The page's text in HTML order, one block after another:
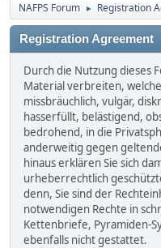
NAFPS Forum ► Registration
Registration Agreement
Durch die Nutzung dieses
Material verbreiten,
missbräuchlich, vulgär,
hasserfüllt, belästigend,
bedrohend, in die
anderweitig gegen
hinaus erklären Sie sich
urheberrechtlich
denn, Sie sind der
notwendigen Rechte in
Kettenbriefe, Pyramiden-
ebenfalls nicht gestattet.